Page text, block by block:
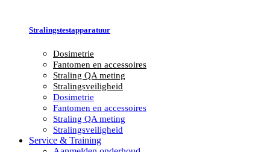
Stralingstestapparatuur
Dosimetrie
Fantomen en accessoires
Straling QA meting
Stralings­veiligheid
Dosimetrie
Fantomen en accessoires
Straling QA meting
Stralings­veiligheid
Service & Training